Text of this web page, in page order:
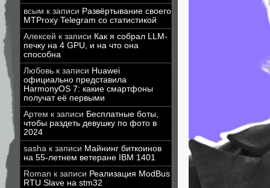
всым к записи Развёртывание своего
MTProxy Telegram со статистикой
Алексей к записи Как я собрал LLM-
печку на 4 GPU, и на что она
способна
Любовь к записи Huawei
официально представила
HarmonyOS 7: какие смартфоны
получат её первыми
Артем к записи Бесплатные боты,
чтобы раздеть девушку по фото в
2024
sasha к записи Майнинг биткоинов
на 55-летнем ветеране IBM 1401
Roman к записи Реализация ModBus
RTU Slave на stm32